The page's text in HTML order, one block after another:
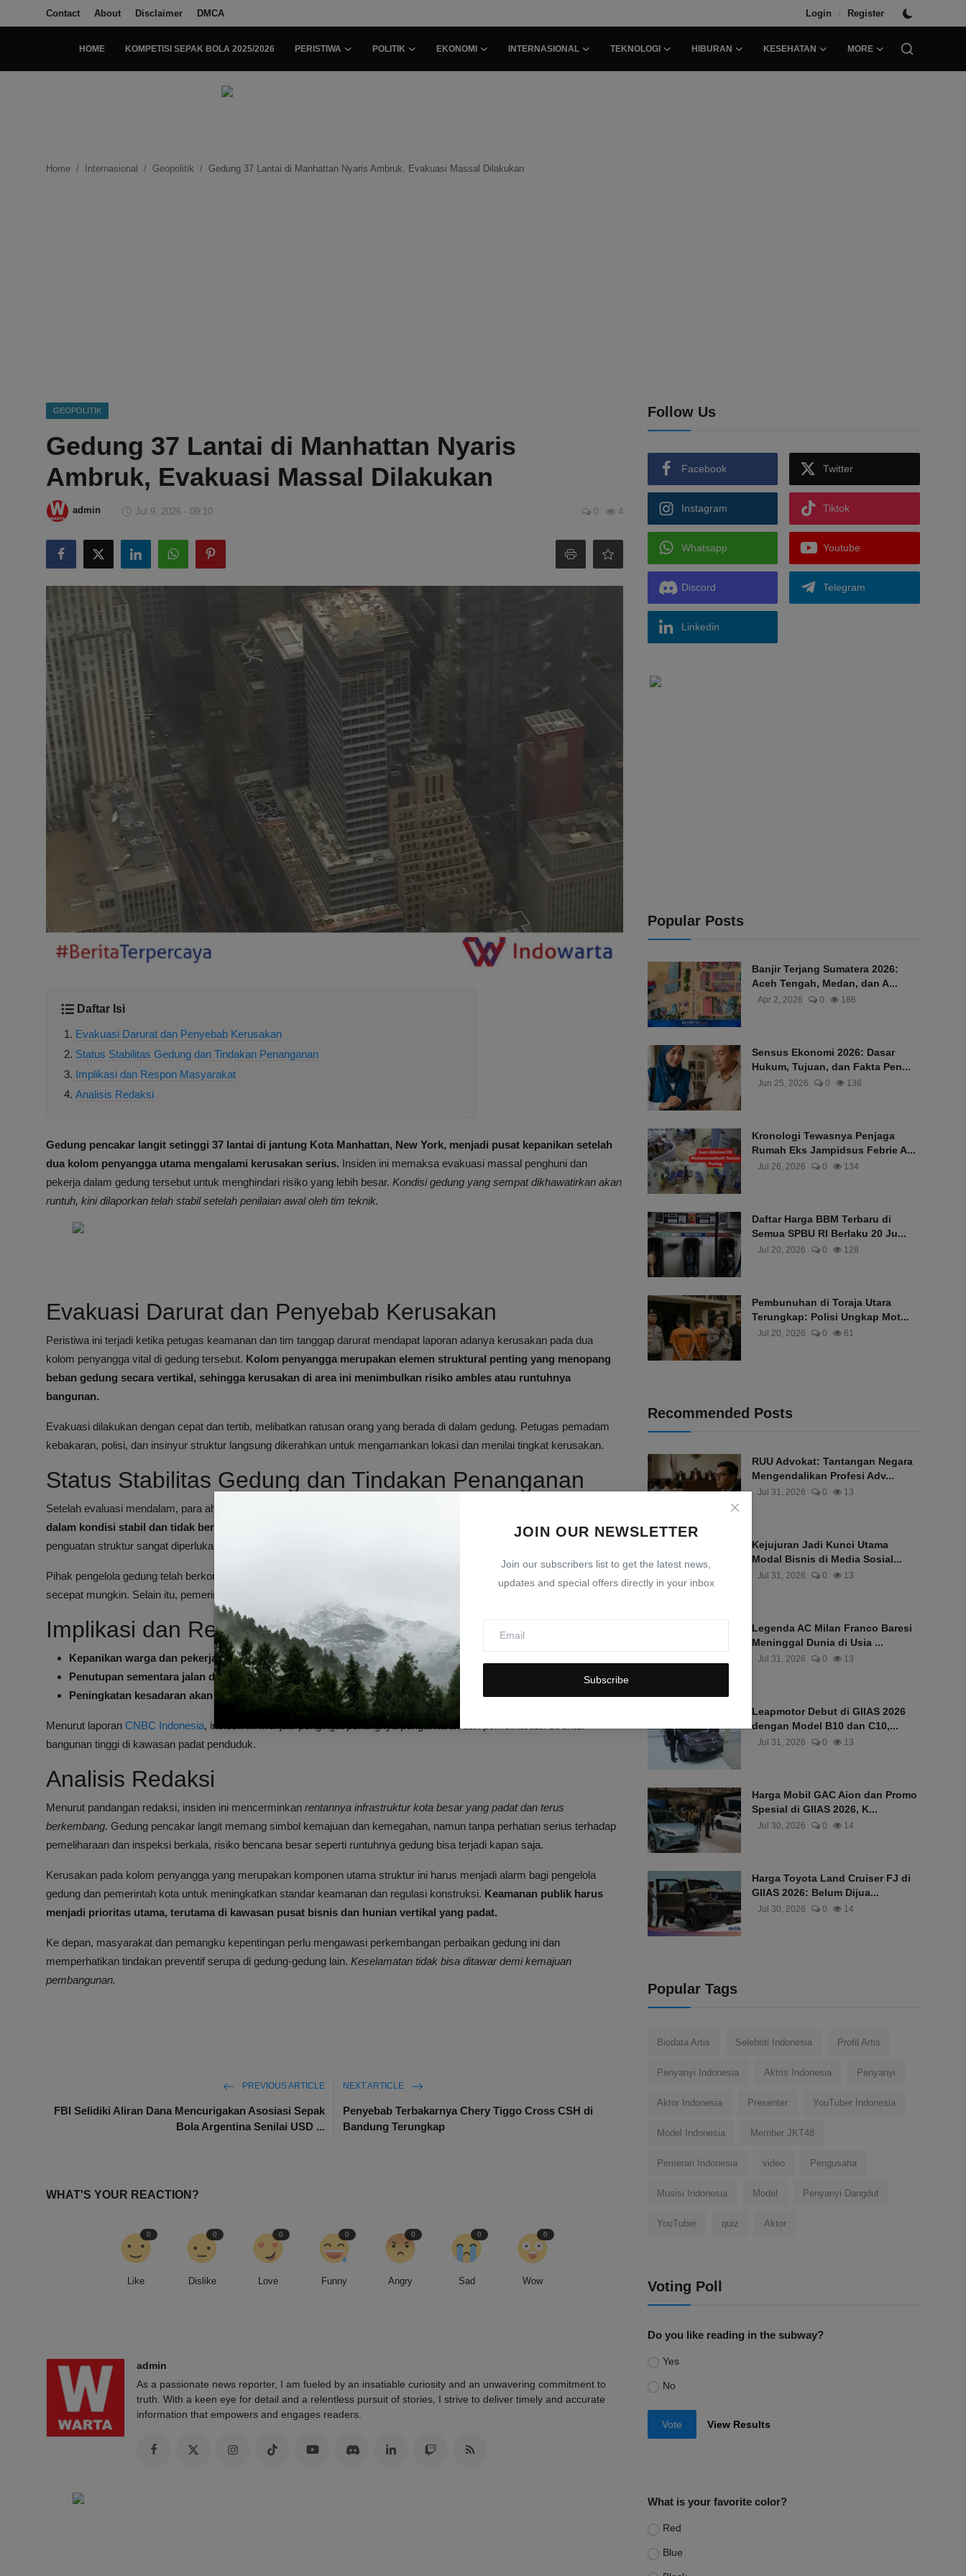
Contact About Disclaimer DMCA Login / Register
HOME KOMPETISI SEPAK BOLA 2025/2026 PERISTIWA POLITIK EKONOMI INTERNASIONAL TEKNOLOGI HIBURAN KESEHATAN MORE
Ekonomi
Internasional
Teknologi
Hiburan
Kesehatan
JOIN OUR NEWSLETTER
Join our subscribers list to get the latest news,
updates and special offers directly in your inbox
Subscribe
Home Internasional Geopolitik Gedung 37 Lantai di Manhattan Nyaris Ambruk, Evakuasi Massal Dilakukan
GEOPOLITIK
Gedung 37 Lantai di Manhattan Nyaris
Ambruk, Evakuasi Massal Dilakukan
admin Jul 9, 2026 - 09:10 0 4
Daftar Isi
Evakuasi Darurat dan Penyebab Kerusakan
Status Stabilitas Gedung dan Tindakan Penanganan
Implikasi dan Respon Masyarakat
Analisis Redaksi
Gedung pencakar langit setinggi 37 lantai di jantung Kota Manhattan, New York, menjadi pusat kepanikan setelah
dua kolom penyangga utama mengalami kerusakan serius. Insiden ini memaksa evakuasi massal penghuni dan
pekerja dalam gedung tersebut untuk menghindari risiko yang lebih besar. Kondisi gedung yang sempat dikhawatirkan akan
runtuh, kini dilaporkan telah stabil setelah penilaian awal oleh tim teknik.
Evakuasi Darurat dan Penyebab Kerusakan
Peristiwa ini terjadi ketika petugas keamanan dan tim tanggap darurat mendapat laporan adanya kerusakan pada dua
kolom penyangga vital di gedung tersebut. Kolom penyangga merupakan elemen struktural penting yang menopang
beban gedung secara vertikal, sehingga kerusakan di area ini menimbulkan risiko ambles atau runtuhnya
bangunan.
Evakuasi dilakukan dengan cepat dan tertib, melibatkan ratusan orang yang berada di dalam gedung. Petugas pemadam
kebakaran, polisi, dan insinyur struktur langsung dikerahkan untuk mengamankan lokasi dan menilai tingkat kerusakan.
Status Stabilitas Gedung dan Tindakan Penanganan
Setelah evaluasi mendalam, para ahli struktur menyatakan bahwa
dalam kondisi stabil dan tidak berisiko langsung runtuh.
Namun, mereka menegaskan bahwa perbaikan segera dan
penguatan struktur sangat diperlukan untuk menghindari risiko serius di masa depan.
Pihak pengelola gedung telah berkomitmen melakukan inspeksi menyeluruh dan perbaikan yang direkomendasikan
secepat mungkin. Selain itu, pemerintah kota New York turut memantau proses ini guna memastikan keselamatan publik.
Implikasi dan Respon Masyarakat
Kepanikan warga dan pekerja di sekitar gedungyang sempat menyebar melalui media sosial dan berita lokal.
Penutupan sementara jalan dan area sekitar gedungdemi keamanan.
Peningkatan kesadaran akan pentingnya inspeksi rutin gedung pencakar langit
di kota-kota besar.
Menurut laporan CNBC Indonesia, insiden ini menjadi pengingat pentingnya pengawasan dan pemeliharaan struktur
bangunan tinggi di kawasan padat penduduk.
Analisis Redaksi
Menurut pandangan redaksi, insiden ini mencerminkan rentannya infrastruktur kota besar yang padat dan terus
berkembang. Gedung pencakar langit memang simbol kemajuan dan kemegahan, namun tanpa perhatian serius terhadap
pemeliharaan dan inspeksi berkala, risiko bencana besar seperti runtuhnya gedung bisa terjadi kapan saja.
Kerusakan pada kolom penyangga yang merupakan komponen utama struktur ini harus menjadi alarm bagi pengelola
gedung dan pemerintah kota untuk meningkatkan standar keamanan dan regulasi konstruksi. Keamanan publik harus
menjadi prioritas utama, terutama di kawasan pusat bisnis dan hunian vertikal yang padat.
Ke depan, masyarakat dan pemangku kepentingan perlu mengawasi perkembangan perbaikan gedung ini dan
memperhatikan tindakan preventif serupa di gedung-gedung lain. Keselamatan tidak bisa ditawar demi kemajuan
pembangunan.
PREVIOUS ARTICLE
FBI Selidiki Aliran Dana Mencurigakan Asosiasi Sepak
Bola Argentina Senilai USD ...
NEXT ARTICLE
Penyebab Terbakarnya Chery Tiggo Cross CSH di
Bandung Terungkap
WHAT'S YOUR REACTION?
Like
0
Dislike
0
Love
0
Funny
0
Angry
0
Sad
0
Wow
0
admin
As a passionate news reporter, I am fueled by an insatiable curiosity and an unwavering commitment to
truth. With a keen eye for detail and a relentless pursuit of stories, I strive to deliver timely and accurate
information that empowers and engages readers.
Follow Us
Facebook Twitter
Instagram Tiktok
Whatsapp Youtube
Discord Telegram
Linkedin
Popular Posts
Banjir Terjang Sumatera 2026:
Aceh Tengah, Medan, dan A...
Apr 2, 2026 0 186
Sensus Ekonomi 2026: Dasar
Hukum, Tujuan, dan Fakta Pen...
Jun 25, 2026 0 136
Kronologi Tewasnya Penjaga
Rumah Eks Jampidsus Febrie A...
Jul 26, 2026 0 134
Daftar Harga BBM Terbaru di
Semua SPBU RI Berlaku 20 Ju...
Jul 20, 2026 0 128
Pembunuhan di Toraja Utara
Terungkap: Polisi Ungkap Mot...
Jul 20, 2026 0 61
Recommended Posts
RUU Advokat: Tantangan Negara
Mengendalikan Profesi Adv...
Jul 31, 2026 0 13
Kejujuran Jadi Kunci Utama
Modal Bisnis di Media Sosial...
Jul 31, 2026 0 13
Legenda AC Milan Franco Baresi
Meninggal Dunia di Usia ...
Jul 31, 2026 0 13
Leapmotor Debut di GIIAS 2026
dengan Model B10 dan C10,...
Jul 31, 2026 0 13
Harga Mobil GAC Aion dan Promo
Spesial di GIIAS 2026, K...
Jul 30, 2026 0 14
Harga Toyota Land Cruiser FJ di
GIIAS 2026: Belum Dijua...
Jul 30, 2026 0 14
Popular Tags
Biodata Artis Selebriti Indonesia Profil Artis
Penyanyi Indonesia Aktris Indonesia Penyanyi
Aktor Indonesia Presenter YouTuber Indonesia
Model Indonesia Member JKT48
Pemeran Indonesia video Pengusaha
Musisi Indonesia Model Penyanyi Dangdut
YouTuber quiz Aktor
Voting Poll
Do you like reading in the subway?
Yes
No
Vote View Results
What is your favorite color?
Red
Blue